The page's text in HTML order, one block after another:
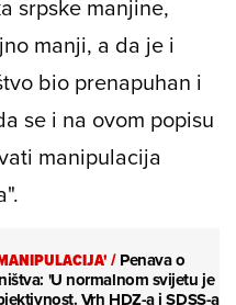
srpske manjine,
manji, a da je i
bio prenapuhan i
se i na ovom popisu
manipulacija
/Penava o
'U normalnom svijetu je
Vrh HDZ-a i SDSS-a